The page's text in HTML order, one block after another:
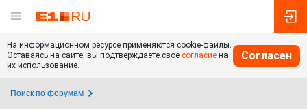
На информационном ресурсе применяются cookie-файлы.
Оставаясь на сайте, вы подтверждаете свое согласие на
их использование.
Согласен
Поиск по форумам